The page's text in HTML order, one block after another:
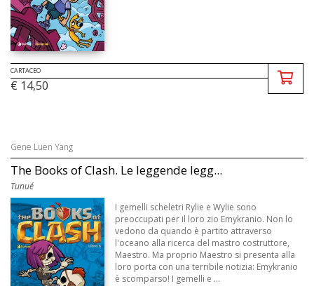
CARTACEO
€ 14,50
Gene Luen Yang
The Books of Clash. Le leggende legg...
Tunué
I gemelli scheletri Rylie e Wylie sono
preoccupati per il loro zio Emykranio. Non lo
vedono da quando è partito attraverso
l'oceano alla ricerca del mastro costruttore,
Maestro. Ma proprio Maestro si presenta alla
loro porta con una terribile notizia: Emykranio
è scomparso! I gemelli e ...